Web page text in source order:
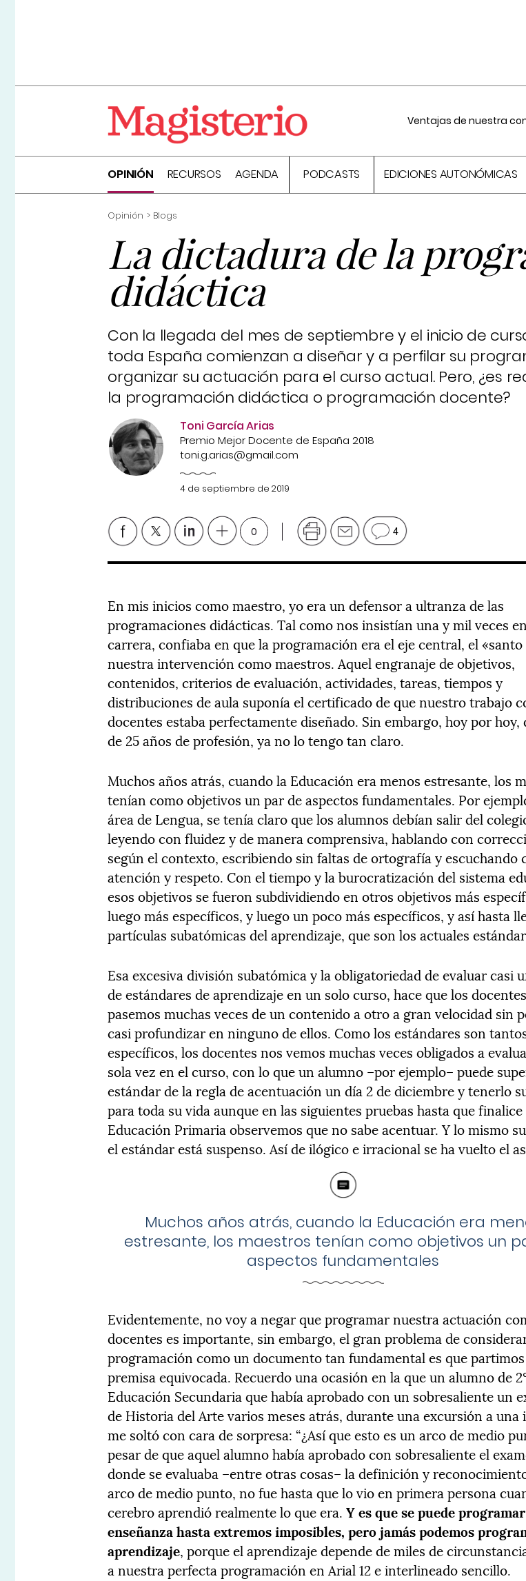
Ventajas de nuestra
OPINIÓN RECURSOS AGENDA PODCASTS EDICIONES AUTONÓMICAS
Opinión Blogs
La dictadura de la
didáctica
Con la llegada del mes de septiembre y el inicio de
toda España comienzan a diseñar y a perfilar su
organizar su actuación para el curso actual. Pero, ¿es
la programación didáctica o programación docente?
Toni García Arias
Premio Mejor Docente de España 2018
toni.g.arias@gmail.com
4 de septiembre de 2019
0 4
En mis inicios como maestro, yo era un defensor a ultranza de las
programaciones didácticas. Tal como nos insistían una y mil veces
carrera, confiaba en que la programación era el eje central, el
nuestra intervención como maestros. Aquel engranaje de objetivos,
contenidos, criterios de evaluación, actividades, tareas, tiempos y
distribuciones de aula suponía el certificado de que nuestro trabajo
docentes estaba perfectamente diseñado. Sin embargo, hoy por hoy,
de 25 años de profesión, ya no lo tengo tan claro.
Muchos años atrás, cuando la Educación era menos estresante, los
tenían como objetivos un par de aspectos fundamentales. Por
área de Lengua, se tenía claro que los alumnos debían salir del
leyendo con fluidez y de manera comprensiva, hablando con
según el contexto, escribiendo sin faltas de ortografía y escuchando
atención y respeto. Con el tiempo y la burocratización del sistema
esos objetivos se fueron subdividiendo en otros objetivos más
luego más específicos, y luego un poco más específicos, y así hasta
partículas subatómicas del aprendizaje, que son los actuales
Esa excesiva división subatómica y la obligatoriedad de evaluar casi
de estándares de aprendizaje en un solo curso, hace que los docentes
pasemos muchas veces de un contenido a otro a gran velocidad sin
casi profundizar en ninguno de ellos. Como los estándares son
específicos, los docentes nos vemos muchas veces obligados a
sola vez en el curso, con lo que un alumno –por ejemplo– puede
estándar de la regla de acentuación un día 2 de diciembre y tenerlo
para toda su vida aunque en las siguientes pruebas hasta que finalice
Educación Primaria observemos que no sabe acentuar. Y lo mismo
el estándar está suspenso. Así de ilógico e irracional se ha vuelto el
Muchos años atrás, cuando la Educación era
estresante, los maestros tenían como objetivos un
aspectos fundamentales
Evidentemente, no voy a negar que programar nuestra actuación
docentes es importante, sin embargo, el gran problema de
programación como un documento tan fundamental es que
premisa equivocada. Recuerdo una ocasión en la que un alumno de
Educación Secundaria que había aprobado con un sobresaliente un
de Historia del Arte varios meses atrás, durante una excursión a una
me soltó con cara de sorpresa: “¿Así que esto es un arco de medio
pesar de que aquel alumno había aprobado con sobresaliente el
donde se evaluaba –entre otras cosas– la definición y
arco de medio punto, no fue hasta que lo vio en primera persona
cerebro aprendió realmente lo que era.Y es quese puede
enseñanza hasta extremos imposibles, pero jamás podemos
aprendizaje, porque el aprendizaje depende de miles de
a nuestra perfecta programación en Arial 12 e interlineado sencillo.